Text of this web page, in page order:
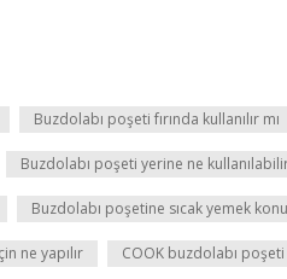
Buzdolabı poşeti fırında kullanılır mı
Buzdolabı poşeti yerine ne
Buzdolabı poşetine sıcak yemek
ne yapılır COOK buzdolabı